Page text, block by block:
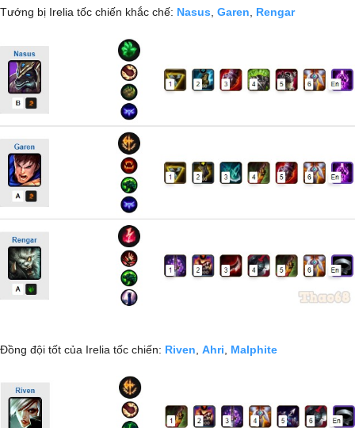
Tướng bị Irelia tốc chiến khắc chế: Nasus, Garen, Rengar
Đồng đội tốt của Irelia tốc chiến: Riven Ahri Malphite